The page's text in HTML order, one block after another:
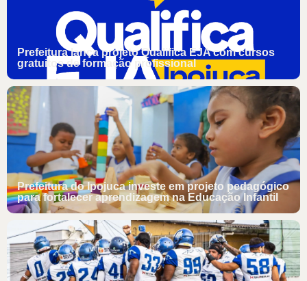
Prefeitura lança projeto Qualifica EJA com cursos
gratuitos de formação profissional
Prefeitura do Ipojuca investe em projeto pedagógico
para fortalecer aprendizagem na Educação Infantil